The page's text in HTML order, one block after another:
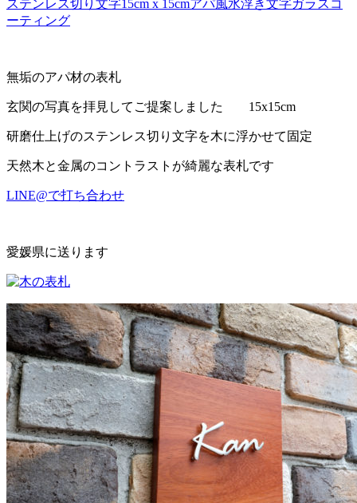
ョ
ステンレス切り文字15cm x 15cmアパ風水浮き文字ガラスコ
ーティング
無垢のアパ材の表札
玄関の写真を拝見してご提案しました 15x15cm
研磨仕上げのステンレス切り文字を木に浮かせて固定
天然木と金属のコントラストが綺麗な表札です
LINE@で打ち合わせ
愛媛県に送ります